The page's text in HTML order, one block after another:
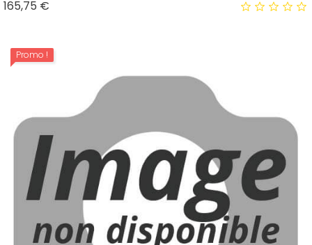
165,75 €
Promo !